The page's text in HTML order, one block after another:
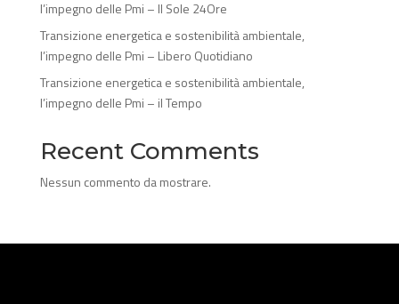
l’impegno delle Pmi – Il Sole 24Ore
Transizione energetica e sostenibilità ambientale,
l’impegno delle Pmi – Libero Quotidiano
Transizione energetica e sostenibilità ambientale,
l’impegno delle Pmi – il Tempo
Recent Comments
Nessun commento da mostrare.